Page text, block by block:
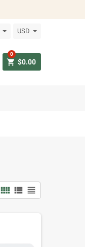
USD
shopping_cart $0.00
0
view_comfy view_list view_headline